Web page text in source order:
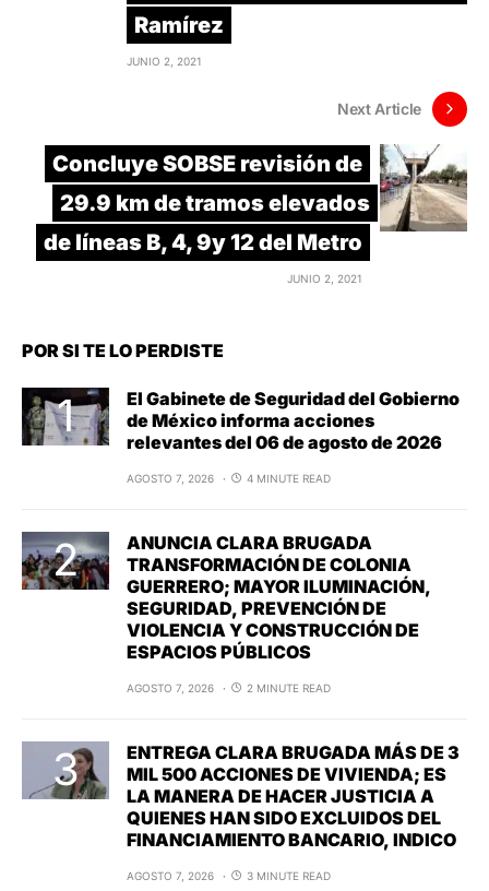
Ramírez
JUNIO 2, 2021
Next Article
Concluye SOBSE revisión de
29.9 km de tramos elevados
de líneas B, 4, 9y 12 del Metro
JUNIO 2, 2021
POR SI TE LO PERDISTE
El Gabinete de Seguridad del Gobierno
de México informa acciones
relevantes del 06 de agosto de 2026
AGOSTO 7, 2026 4 MINUTE READ
ANUNCIA CLARA BRUGADA
TRANSFORMACIÓN DE COLONIA
GUERRERO; MAYOR ILUMINACIÓN,
SEGURIDAD, PREVENCIÓN DE
VIOLENCIA Y CONSTRUCCIÓN DE
ESPACIOS PÚBLICOS
AGOSTO 7, 2026 2 MINUTE READ
ENTREGA CLARA BRUGADA MÁS DE 3
MIL 500 ACCIONES DE VIVIENDA; ES
LA MANERA DE HACER JUSTICIA A
QUIENES HAN SIDO EXCLUIDOS DEL
FINANCIAMIENTO BANCARIO, INDICO
AGOSTO 7, 2026 3 MINUTE READ